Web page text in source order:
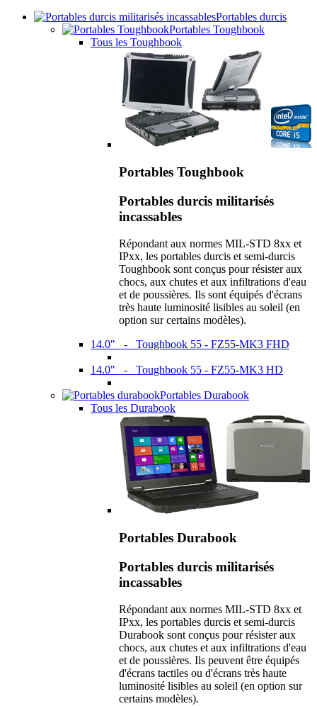
Portables durcis
Portables Toughbook
Tous les Toughbook
Portables Toughbook
Portables durcis militarisés
incassables
Répondant aux normes MIL-STD 8xx et
IPxx, les portables durcis et semi-durcis
Toughbook sont conçus pour résister aux
chocs, aux chutes et aux infiltrations d'eau
et de poussières. Ils sont équipés d'écrans
très haute luminosité lisibles au soleil (en
option sur certains modèles).
14.0" - Toughbook 55 - FZ55-MK3 FHD
14.0" - Toughbook 55 - FZ55-MK3 HD
Portables Durabook
Tous les Durabook
Portables Durabook
Portables durcis militarisés
incassables
Répondant aux normes MIL-STD 8xx et
IPxx, les portables durcis et semi-durcis
Durabook sont conçus pour résister aux
chocs, aux chutes et aux infiltrations d'eau
et de poussières. Ils peuvent être équipés
d'écrans tactiles ou d'écrans très haute
luminosité lisibles au soleil (en option sur
certains modèles).